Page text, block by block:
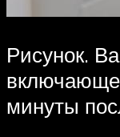
Рисунок.
минуты